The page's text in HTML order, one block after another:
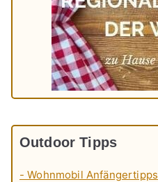
Outdoor Tipps
- Wohnmobil Anfängertipps